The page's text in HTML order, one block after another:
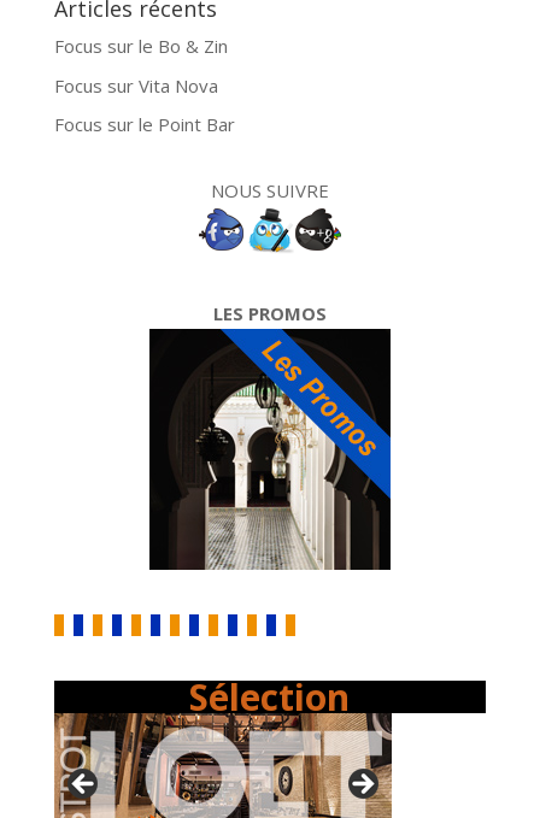
Articles récents
Focus sur le Bo & Zin
Focus sur Vita Nova
Focus sur le Point Bar
NOUS SUIVRE
LES PROMOS
Sélection